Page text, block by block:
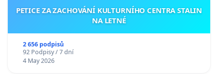
PETICE ZA ZACHOVÁNÍ KULTURNÍHO CENTRA STALIN
NA LETNÉ
2 656 podpisů
92 Podpisy / 7 dní
4 May 2026